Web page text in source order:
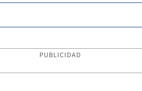
PUBLICIDAD